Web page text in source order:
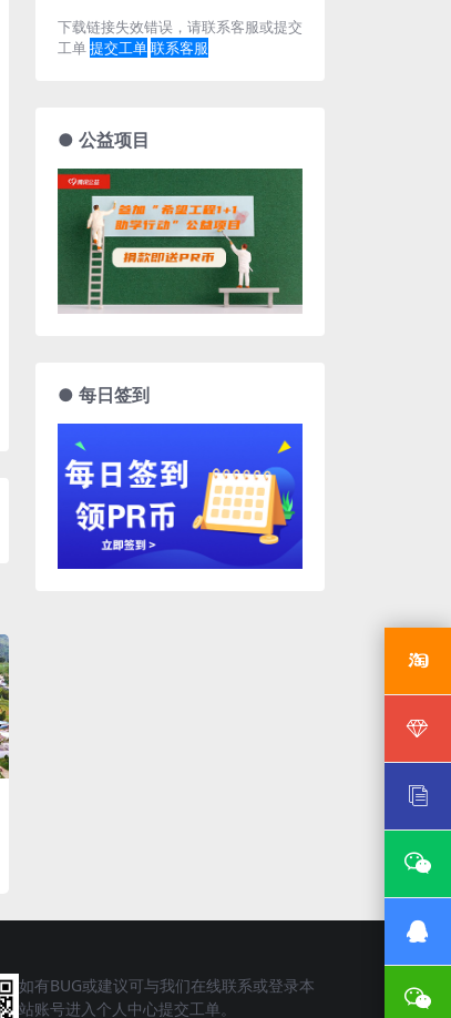
下载链接失效错误，请联系客服或提交
工单提交工单联系客服
● 公益项目
● 每日签到
如有BUG或建议可与我们在线联系或登录本
站账号进入个人中心提交工单。